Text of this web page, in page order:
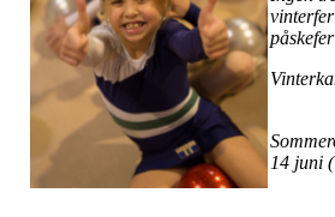
14 juni